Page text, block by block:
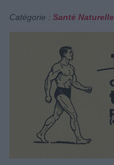
Catégorie : Santé Naturelle